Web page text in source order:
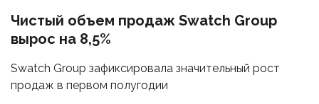
Чистый объем продаж Swatch Group
вырос на 8,5%
Swatch Group зафиксировала значительный рост
продаж в первом полугодии